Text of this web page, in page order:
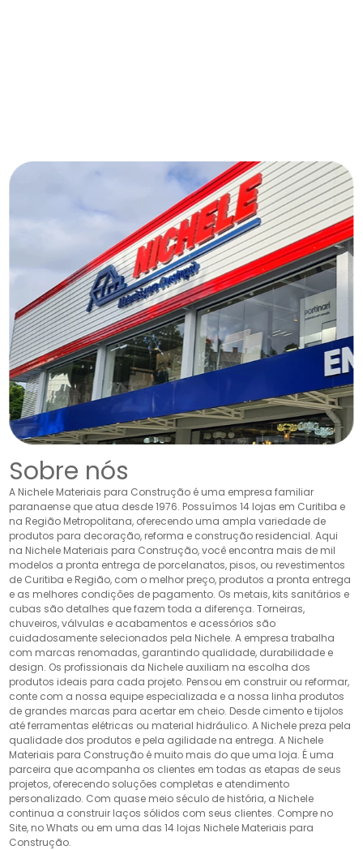
Sobre nós
A Nichele Materiais para Construção é uma empresa familiar
paranaense que atua desde 1976. Possuímos 14 lojas em Curitiba e
na Região Metropolitana, oferecendo uma ampla variedade de
produtos para decoração, reforma e construção residencial. Aqui
na Nichele Materiais para Construção, você encontra mais de mil
modelos a pronta entrega de porcelanatos, pisos, ou revestimentos
de Curitiba e Região, com o melhor preço, produtos a pronta entrega
e as melhores condições de pagamento. Os metais, kits sanitários e
cubas são detalhes que fazem toda a diferença. Torneiras,
chuveiros, válvulas e acabamentos e acessórios são
cuidadosamente selecionados pela Nichele. A empresa trabalha
com marcas renomadas, garantindo qualidade, durabilidade e
design. Os profissionais da Nichele auxiliam na escolha dos
produtos ideais para cada projeto. Pensou em construir ou reformar,
conte com a nossa equipe especializada e a nossa linha produtos
de grandes marcas para acertar em cheio. Desde cimento e tijolos
até ferramentas elétricas ou material hidráulico. A Nichele preza pela
qualidade dos produtos e pela agilidade na entrega. A Nichele
Materiais para Construção é muito mais do que uma loja. É uma
parceira que acompanha os clientes em todas as etapas de seus
projetos, oferecendo soluções completas e atendimento
personalizado. Com quase meio século de história, a Nichele
continua a construir laços sólidos com seus clientes. Compre no
Site, no Whats ou em uma das 14 lojas Nichele Materiais para
Construção.